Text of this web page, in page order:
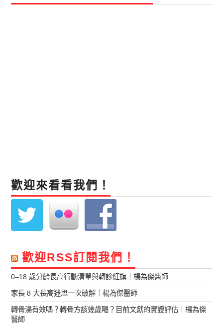
歡迎來看看我們！
歡迎RSS訂閱我們！
0–18 歲分齡長高行動清單與轉診紅旗｜楊為傑醫師
家長 8 大長高迷思一次破解｜楊為傑醫師
轉骨湯有效嗎？轉骨方該幾歲喝？目前文獻的實證評估｜楊為傑
醫師